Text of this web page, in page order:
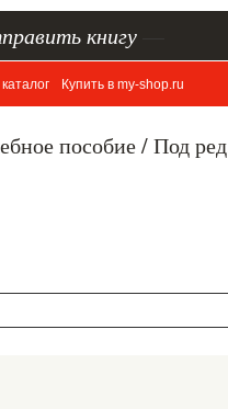
книгу
Купить в my-shop.ru
пособие / Под